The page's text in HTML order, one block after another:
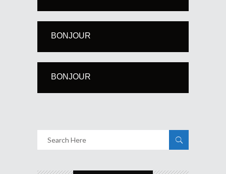
BONJOUR
BONJOUR